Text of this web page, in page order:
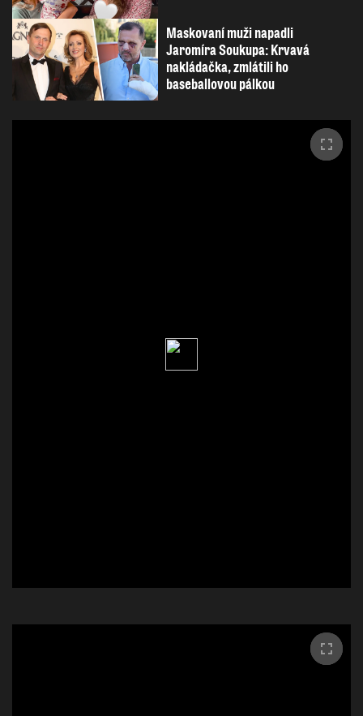
Maskovaní muži napadli
Jaromíra Soukupa: Krvavá
nakládačka, zmlátili ho
baseballovou pálkou